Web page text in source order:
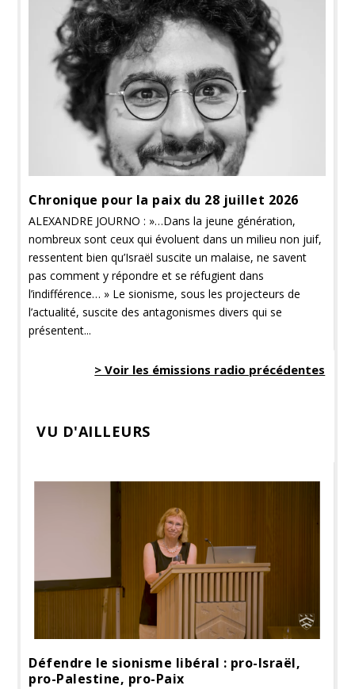
Chronique pour la paix du 28 juillet 2026
ALEXANDRE JOURNO : »…Dans la jeune génération,
nombreux sont ceux qui évoluent dans un milieu non juif,
ressentent bien qu’Israël suscite un malaise, ne savent
pas comment y répondre et se réfugient dans
l’indifférence… » Le sionisme, sous les projecteurs de
l’actualité, suscite des antagonismes divers qui se
présentent...
> Voir les émissions radio précédentes
VU D'AILLEURS
Défendre le sionisme libéral : pro-Israël,
pro-Palestine, pro-Paix